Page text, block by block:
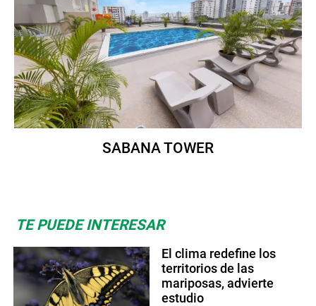
SABANA TOWER
TE PUEDE INTERESAR
El clima redefine los
territorios de las
mariposas, advierte
estudio